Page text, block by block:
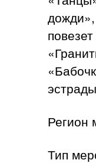
Регион
Тип